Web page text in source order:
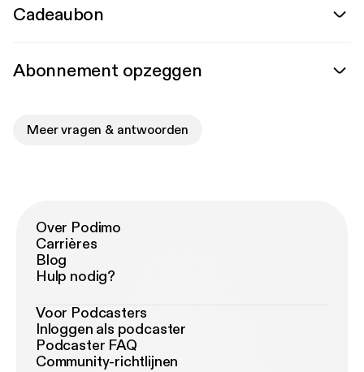
Cadeaubon
Abonnement opzeggen
Meer vragen & antwoorden
Over Podimo
Carrières
Blog
Hulp nodig?
Voor Podcasters
Inloggen als podcaster
Podcaster FAQ
Community-richtlijnen